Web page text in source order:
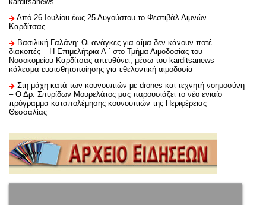
Από 26 Ιουλίου έως 25 Αυγούστου το Φεστιβάλ Λιμνών
Καρδίτσας
Βασιλική Γαλάνη: Οι ανάγκες για αίμα δεν κάνουν ποτέ
διακοπές – Η Επιμελήτρια Α ΄ στο Τμήμα Αιμοδοσίας του
Νοσοκομείου Καρδίτσας απευθύνει, μέσω του karditsanews
κάλεσμα ευαισθητοποίησης για εθελοντική αιμοδοσία
Στη μάχη κατά των κουνουπιών με drones και τεχνητή νοημοσύνη
– Ο Δρ. Σπυρίδων Μουρελάτος μας παρουσιάζει το νέο ενιαίο
πρόγραμμα καταπολέμησης κουνουπιών της Περιφέρειας
Θεσσαλίας